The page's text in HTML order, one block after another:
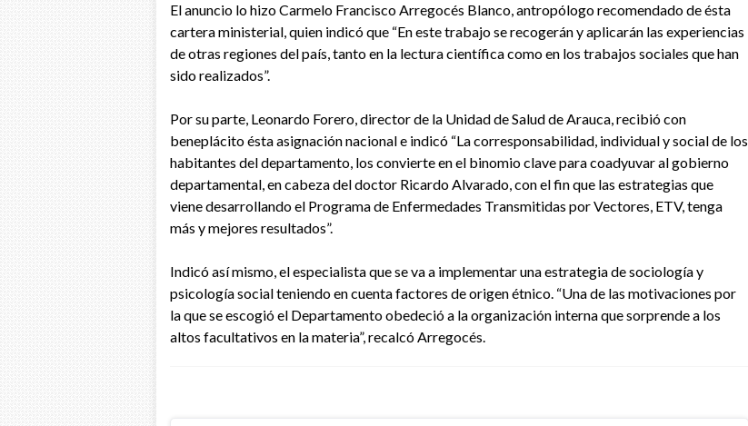
El anuncio lo hizo Carmelo Francisco Arregocés Blanco, antropólogo recomendado de ésta
cartera ministerial, quien indicó que “En este trabajo se recogerán y aplicarán las experiencias
de otras regiones del país, tanto en la lectura científica como en los trabajos sociales que han
sido realizados”.
Por su parte, Leonardo Forero, director de la Unidad de Salud de Arauca, recibió con
beneplácito ésta asignación nacional e indicó “La corresponsabilidad, individual y social de los
habitantes del departamento, los convierte en el binomio clave para coadyuvar al gobierno
departamental, en cabeza del doctor Ricardo Alvarado, con el fin que las estrategias que
viene desarrollando el Programa de Enfermedades Transmitidas por Vectores, ETV, tenga
más y mejores resultados”.
Indicó así mismo, el especialista que se va a implementar una estrategia de sociología y
psicología social teniendo en cuenta factores de origen étnico. “Una de las motivaciones por
la que se escogió el Departamento obedeció a la organización interna que sorprende a los
altos facultativos en la materia”, recalcó Arregocés.